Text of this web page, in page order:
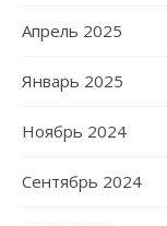
Апрель 2025
Январь 2025
Ноябрь 2024
Сентябрь 2024